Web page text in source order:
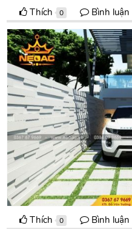
Thích 0 Bình luận
Thích 0 Bình luận